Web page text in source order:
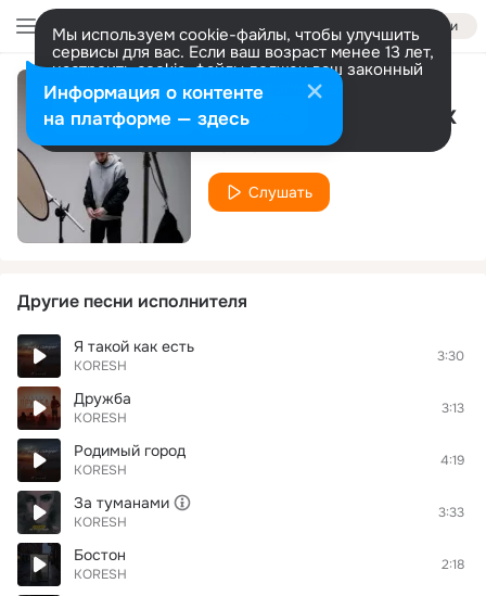
Войти
Мы используем cookie-файлы, чтобы улучшить
сервисы для вас. Если ваш возраст менее 13 лет,
настроить cookie-файлы должен ваш законный
представитель. Больше информации
Разрешить все Настроить
Крайний дитё 90-х
KORESH
Слушать
Другие песни исполнителя
Я такой как есть
KORESH
3:30
Дружба
KORESH
3:13
Родимый город
KORESH
4:19
За туманами
KORESH
3:33
Бостон
KORESH
2:18
Информация о контенте
на платформе — здесь